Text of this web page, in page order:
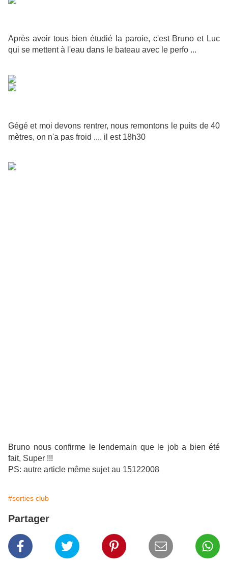
Après avoir tous bien étudié la paroie, c'est Bruno et Luc
qui se mettent à l'eau dans le bateau avec le perfo ...
Gégé et moi devons rentrer, nous remontons le puits de 40
mètres, on n'a pas froid .... il est 18h30
Bruno nous confirme le lendemain que le job a bien été
fait, Super !!!
PS: autre article même sujet au 15122008
#sorties club
Partager